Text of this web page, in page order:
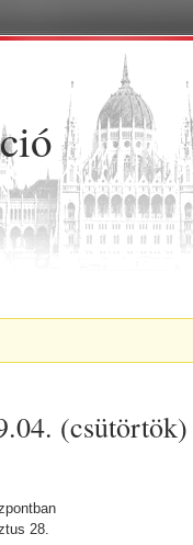
28.